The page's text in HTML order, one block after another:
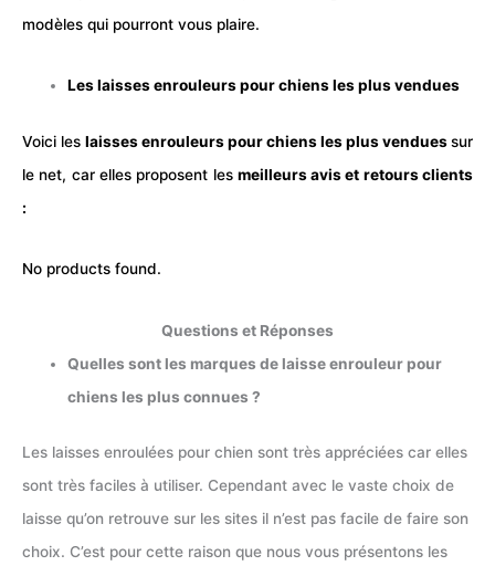
modèles qui pourront vous plaire.
Les laisses enrouleurs pour chiens les plus vendues
Voici les laisses enrouleurs pourchiens les plusvenduessur
le net, car elles proposent les meilleurs avis et retours clients
:
No products found.
Questions et Réponses
Quelles sont les marques de laisse enrouleur pour
chiens les plus connues ?
Les laisses enroulées pour chien sont très appréciées car elles
sont très faciles à utiliser. Cependant avec le vaste choix de
laisse qu’on retrouve sur les sites il n’est pas facile de faire son
choix. C’est pour cette raison que nous vous présentons les